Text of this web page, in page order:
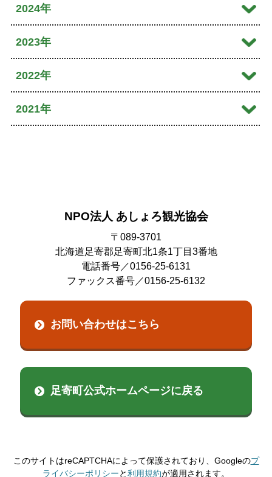
2026年06月
2026年01月
2025年12月
2025年09月
2025年07月
2025年02月
2025年01月
2024年
2024年10月
2024年08月
2023年
2023年12月
2023年10月
2023年07月
2023年05月
2023年01月
2022年
2022年11月
2022年06月
2022年02月
2021年
2021年08月
2021年07月
2021年06月
2021年04月
2021年03月
NPO法人 あしょろ観光協会
〒089-3701
北海道足寄郡足寄町北1条1丁目3番地
電話番号／0156-25-6131
ファックス番号／0156-25-6132
お問い合わせはこちら
足寄町公式ホームページに戻る
このサイトはreCAPTCHAによって保護されており、Googleのプ
ライバシーポリシーと利用規約が適用されます。